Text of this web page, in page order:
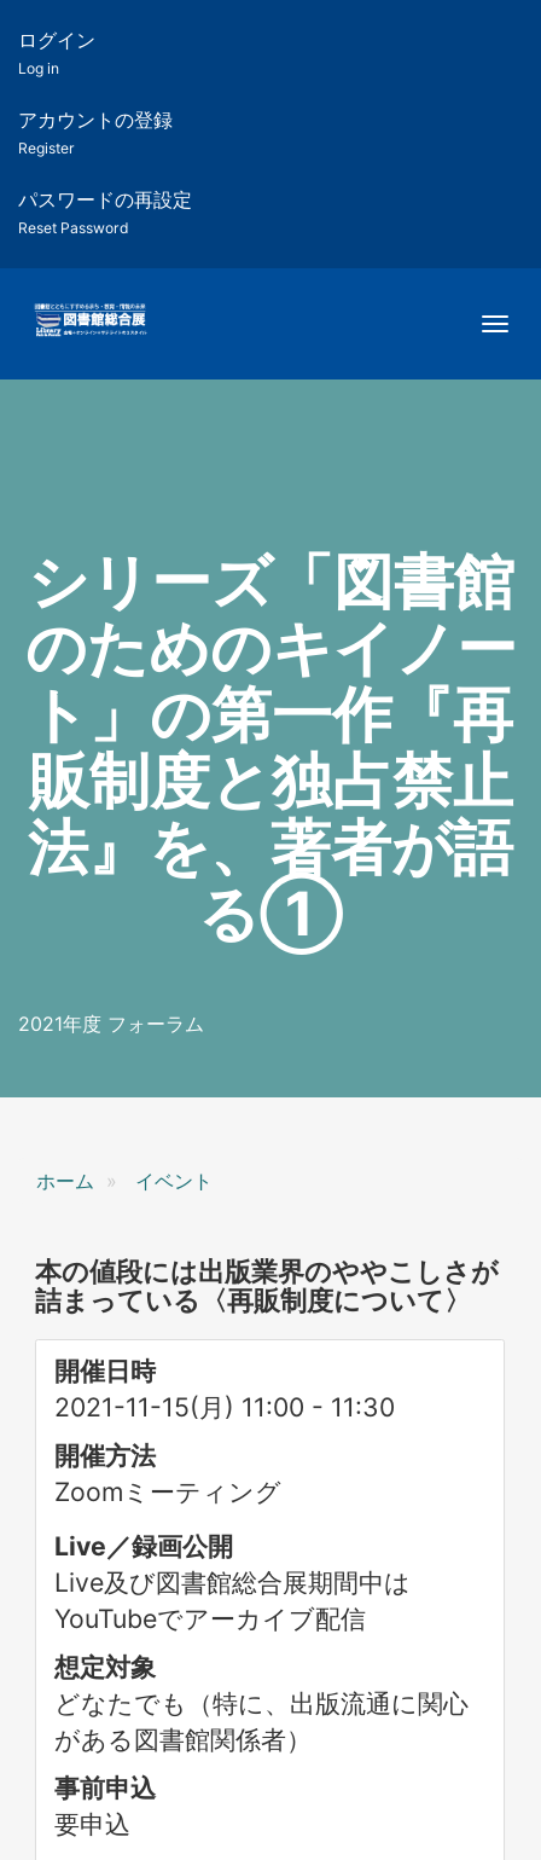
ツ
匿
名
ユ
ー
ー
用
メ
ログイン
Log in
アカウントの登録
Register
パスワードの再設定
Reset Password
シリーズ「図書館
のためのキイノー
ト」の第一作『再
販制度と独占禁止
法』を、著者が語
る①
2021年度 フォーラム
ホーム イベント
本の値段には出版業界のややこしさが
詰まっている〈再販制度について〉
開催日時
2021-11-15(月) 11:00 - 11:30
開催方法
Zoomミーティング
Live／録画公開
Live及び図書館総合展期間中は
YouTubeでアーカイブ配信
想定対象
どなたでも（特に、出版流通に関心
がある図書館関係者）
事前申込
要申込